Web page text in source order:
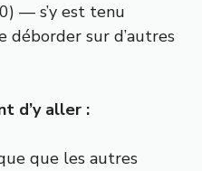
— s’y est tenu
déborder sur d’autres
d’y aller :
que les autres